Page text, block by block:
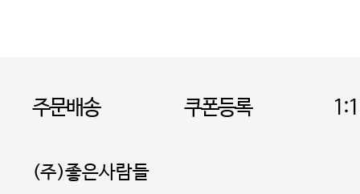
주문배송 쿠폰등록
(주)좋은사람들